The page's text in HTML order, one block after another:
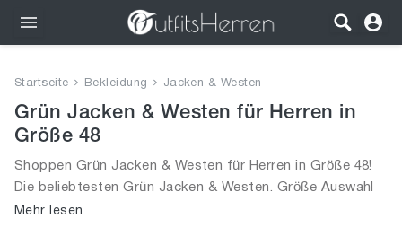
Bekleidung
Schuhe
Startseite Bekleidung Jacken & Westen
Grün Jacken & Westen für Herren in
Größe 48
Shoppen Grün Jacken & Westen für Herren in Größe 48!
Die beliebtesten Grün Jacken & Westen. Größe Auswahl
an Grün Jacken & Westen in Größe 48 und alle Trends
Mehr lesen